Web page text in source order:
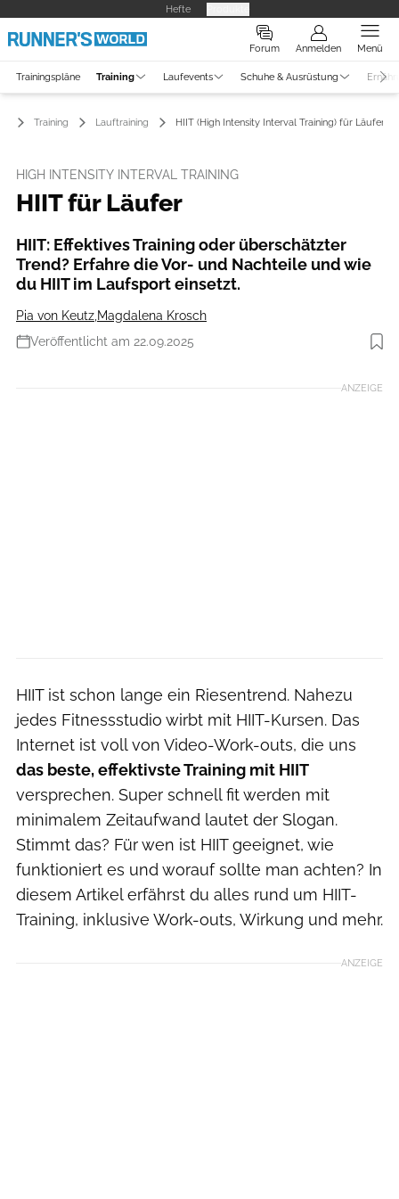
Hefte
Forum Anmelden Menü
Trainingspläne Training Laufevents Schuhe & Ausrüstung
Training Lauftraining HIIT (High Intensity Interval Training) für Läufer
HIGH INTENSITY INTERVAL TRAINING
HIIT für Läufer
HIIT: Effektives Training oder überschätzter
Trend? Erfahre die Vor- und Nachteile und wie
du HIIT im Laufsport einsetzt.
Pia von Keutz Magdalena Krosch
Veröffentlicht am 22.09.2025
Foto: iStockphoto
ANZEIGE
HIIT ist schon lange ein Riesentrend. Nahezu
jedes Fitnessstudio wirbt mit HIIT-Kursen. Das
Internet ist voll von Video-Work-outs, die uns
das beste, effektivste Training mit HIIT
versprechen. Super schnell fit werden mit
minimalem Zeitaufwand lautet der Slogan.
Stimmt das? Für wen ist HIIT geeignet, wie
funktioniert es und worauf sollte man achten? In
diesem Artikel erfährst du alles rund um HIIT-
Training, inklusive Work-outs, Wirkung und mehr.
ANZEIGE